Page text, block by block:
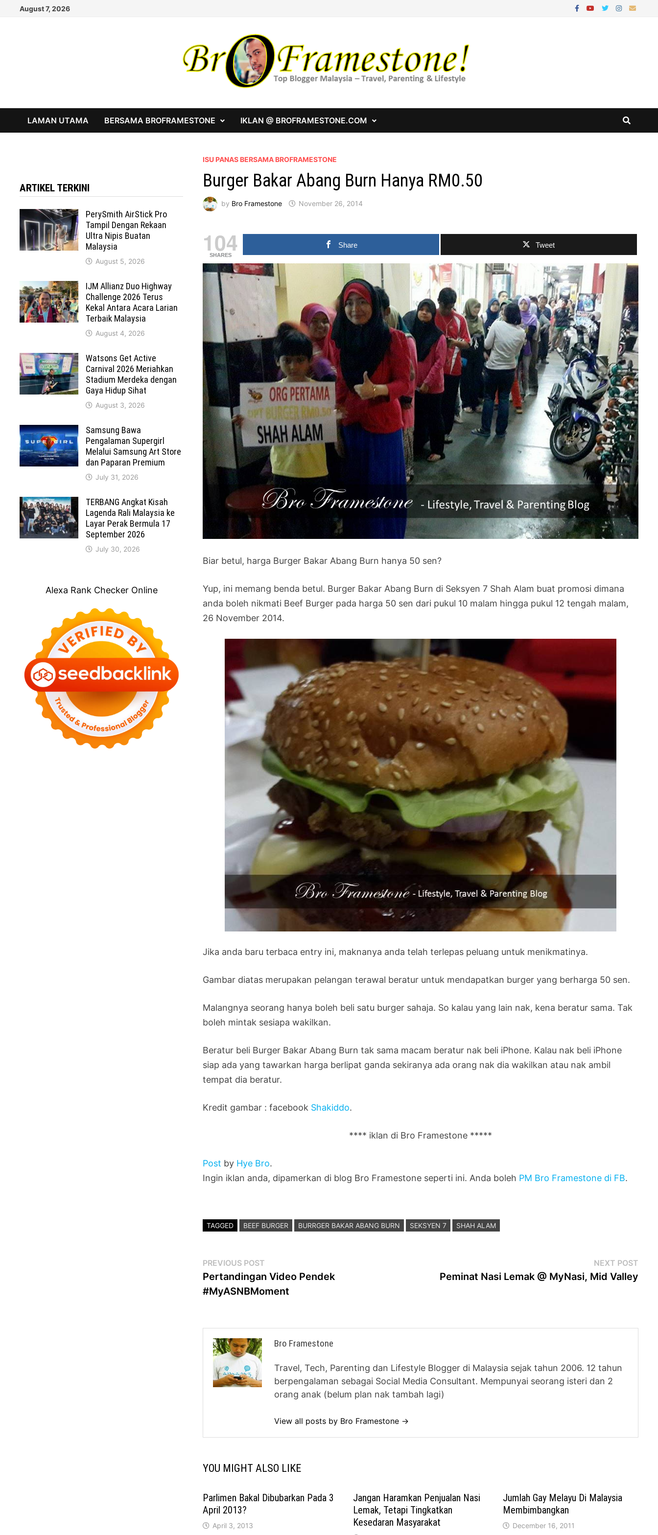
August 7, 2026
LAMAN UTAMA BERSAMA BROFRAMESTONE IKLAN @ BROFRAMESTONE.COM
ISU PANAS BERSAMA BROFRAMESTONE
Burger Bakar Abang Burn Hanya RM0.50
by Bro Framestone November 26, 2014
104
SHARES
Share Tweet
Biar betul, harga Burger Bakar Abang Burn hanya 50 sen?
Yup, ini memang benda betul. Burger Bakar Abang Burn di Seksyen 7 Shah Alam buat promosi dimana
anda boleh nikmati Beef Burger pada harga 50 sen dari pukul 10 malam hingga pukul 12 tengah malam,
26 November 2014.
Jika anda baru terbaca entry ini, maknanya anda telah terlepas peluang untuk menikmatinya.
Gambar diatas merupakan pelangan terawal beratur untuk mendapatkan burger yang berharga 50 sen.
Malangnya seorang hanya boleh beli satu burger sahaja. So kalau yang lain nak, kena beratur sama. Tak
boleh mintak sesiapa wakilkan.
Beratur beli Burger Bakar Abang Burn tak sama macam beratur nak beli iPhone. Kalau nak beli iPhone
siap ada yang tawarkan harga berlipat ganda sekiranya ada orang nak dia wakilkan atau nak ambil
tempat dia beratur.
Kredit gambar : facebook Shakiddo.
**** iklan di Bro Framestone *****
Post by Hye Bro.
Ingin iklan anda, dipamerkan di blog Bro Framestone seperti ini. Anda boleh PM Bro Framestone di FB.
TAGGED BEEF BURGER BURRGER BAKAR ABANG BURN SEKSYEN 7 SHAH ALAM
Post
navigation
PREVIOUS POST
post:
Pertandingan Video Pendek
#MyASNBMoment
NEXT POSTNext
Peminat Nasi Lemak @ MyNasi, Mid Valley
Bro Framestone
Travel, Tech, Parenting dan Lifestyle Blogger di Malaysia sejak tahun 2006. 12 tahun
berpengalaman sebagai Social Media Consultant. Mempunyai seorang isteri dan 2
orang anak (belum plan nak tambah lagi)
View all posts by Bro Framestone →
YOU MIGHT ALSO LIKE
Parlimen Bakal Dibubarkan Pada 3
April 2013?
April 3, 2013
Jangan Haramkan Penjualan Nasi
Lemak, Tetapi Tingkatkan
Kesedaran Masyarakat
Jumlah Gay Melayu Di Malaysia
Membimbangkan
December 16, 2011
ARTIKEL TERKINI
PerySmith AirStick Pro
Tampil Dengan Rekaan
Ultra Nipis Buatan
Malaysia
August 5, 2026
IJM Allianz Duo Highway
Challenge 2026 Terus
Kekal Antara Acara Larian
Terbaik Malaysia
August 4, 2026
Watsons Get Active
Carnival 2026 Meriahkan
Stadium Merdeka dengan
Gaya Hidup Sihat
August 3, 2026
Samsung Bawa
Pengalaman Supergirl
Melalui Samsung Art Store
dan Paparan Premium
July 31, 2026
TERBANG Angkat Kisah
Lagenda Rali Malaysia ke
Layar Perak Bermula 17
September 2026
July 30, 2026
Alexa Rank Checker Online